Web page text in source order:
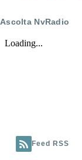
Ascolta NvRadio
Feed RSS